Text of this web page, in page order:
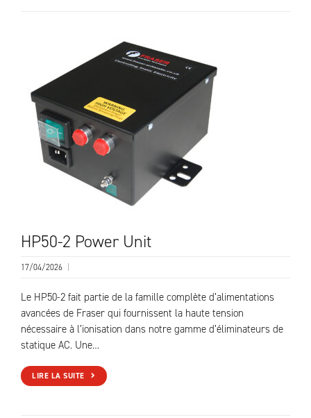
HP50-2 Power Unit
17/04/2026
Le HP50-2 fait partie de la famille complète d’alimentations
avancées de Fraser qui fournissent la haute tension
nécessaire à l’ionisation dans notre gamme d’éliminateurs de
statique AC. Une…
LIRE LA SUITE